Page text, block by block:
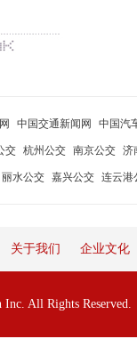
中国交通新闻网 中国汽
交 杭州公交 南京公交 济
丽水公交 嘉兴公交 连云港
关于我们 企业文化
Inc. All Rights